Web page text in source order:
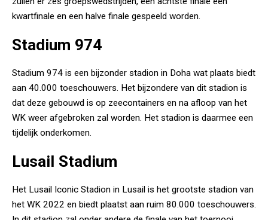
kwartfinale en een halve finale gespeeld worden.
Stadium 974
Stadium 974 is een bijzonder stadion in Doha wat plaats biedt
aan 40.000 toeschouwers. Het bijzondere van dit stadion is
dat deze gebouwd is op zeecontainers en na afloop van het
WK weer afgebroken zal worden. Het stadion is daarmee een
tijdelijk onderkomen.
Lusail Stadium
Het Lusail Iconic Stadion in Lusail is het grootste stadion van
het WK 2022 en biedt plaatst aan ruim 80.000 toeschouwers.